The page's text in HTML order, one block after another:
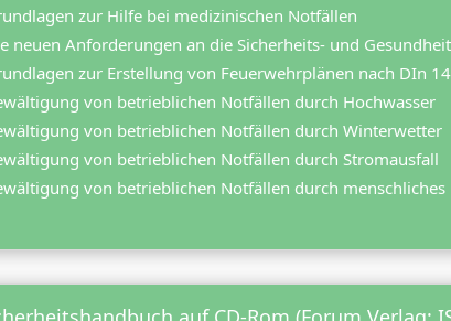
zur Hilfe bei medizinischen Notfällen
neuen Anforderungen an die Sicherheits- und
zur Erstellung von Feuerwehrplänen nach DIn
von betrieblichen Notfällen durch Hochwasser
von betrieblichen Notfällen durch Winterwetter
von betrieblichen Notfällen durch Stromausfall
von betrieblichen Notfällen durch menschliches